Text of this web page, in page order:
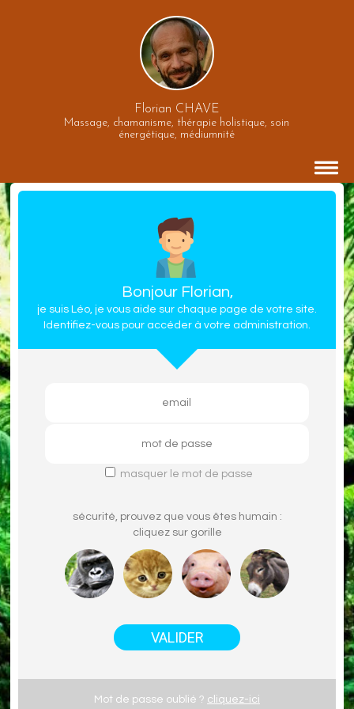
Florian CHAVE
Massage, chamanisme, thérapie holistique, soin
énergétique, médiumnité
Bonjour Florian,
je suis Léo, je vous aide sur chaque page de votre site.
Identifiez-vous pour accéder à votre administration.
masquer le mot de passe
sécurité, prouvez que vous êtes humain :
cliquez sur gorille
Mot de passe oublié ? cliquez-ici